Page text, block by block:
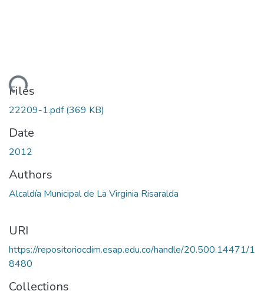
Files
22209-1.pdf(369 KB)
Date
2012
Authors
Alcaldía Municipal de La Virginia Risaralda
URI
https://repositoriocdim.esap.edu.co/handle/20.500.14471/1
8480
Collections